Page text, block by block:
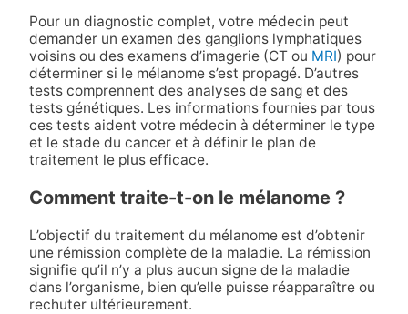
Pour un diagnostic complet, votre médecin peut
demander un examen des ganglions lymphatiques
voisins ou des examens d’imagerie (CT ou MRI) pour
déterminer si le mélanome s’est propagé. D’autres
tests comprennent des analyses de sang et des
tests génétiques. Les informations fournies par tous
ces tests aident votre médecin à déterminer le type
et le stade du cancer et à définir le plan de
traitement le plus efficace.
Comment traite-t-on le mélanome ?
L’objectif du traitement du mélanome est d’obtenir
une rémission complète de la maladie. La rémission
signifie qu’il n’y a plus aucun signe de la maladie
dans l’organisme, bien qu’elle puisse réapparaître ou
rechuter ultérieurement.